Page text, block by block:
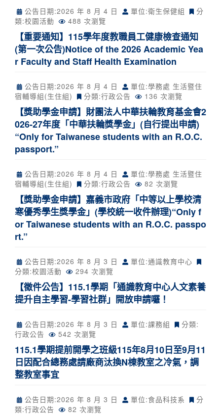
公告日期:2026 年 8 月 4 日 單位:衛生保健組
分
類:校園活動 488 次瀏覽
【重要通知】115學年度教職員工健康檢查通知
(第一次公告)Notice of the 2026 Academic Yea
r Faculty and Staff Health Examination
公告日期:2026 年 8 月 4 日
單位:學務處 生活暨住
宿輔導組(生住組)
分類:行政公告 136 次瀏覽
【獎助學金申請】財團法人中華扶輪教育基金會2
026-27年度「中華扶輪獎學金」(自行提出申請)
“Only for Taiwanese students with an R.O.C.
passport.”
公告日期:2026 年 8 月 4 日
單位:學務處 生活暨住
宿輔導組(生住組)
分類:行政公告 82 次瀏覽
【獎助學金申請】嘉義市政府「中等以上學校清
寒優秀學生獎學金」(學校統一收件辦理)“Only f
or Taiwanese students with an R.O.C. passpo
rt.”
公告日期:2026 年 8 月 3 日
單位:通識教育中心
分類:校園活動 294 次瀏覽
【徵件公告】115.1學期「通識教育中心人文素養
提升自主學習-學習社群」開放申請囉！
公告日期:2026 年 8 月 3 日 單位:課務組
分類:
行政公告
542 次瀏覽
115.1學期提前開學之班級115年8月10日至9月11
日因配合總務處請廠商汰換N棟教室之冷氣，調
整教室事宜
公告日期:2026 年 8 月 3 日 單位:食品科技系
分
類:行政公告 82 次瀏覽